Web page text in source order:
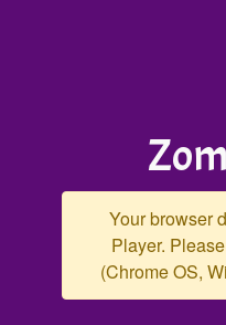
Your browser
Player.
(Chrome OS,